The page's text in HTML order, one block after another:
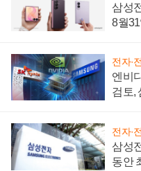
삼성
8월
전자·
엔비
검토,
전자·
삼성
동안